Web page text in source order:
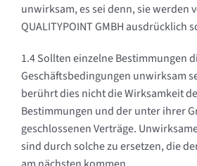
unwirksam, es sei denn, sie werden
QUALITYPOINT GMBH ausdrücklich
1.4 Sollten einzelne Bestimmungen
Geschäftsbedingungen unwirksam
berührt dies nicht die Wirksamkeit
Bestimmungen und der unter ihrer
geschlossenen Verträge.
sind durch solche zu ersetzen, die